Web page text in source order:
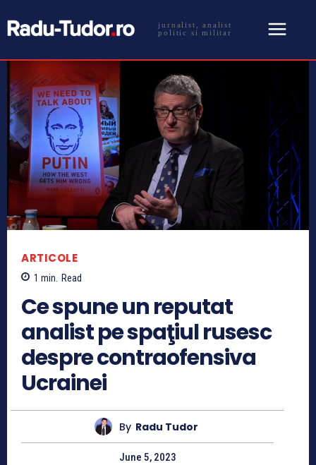
jurnalist, analist
politic si militar
ARTICOLE
1 min. Read
Ce spune un reputat
analist pe spaţiul rusesc
despre contraofensiva
Ucrainei
By Radu Tudor
June 5, 2023